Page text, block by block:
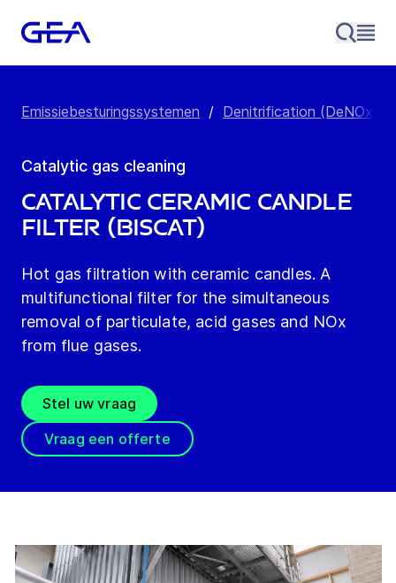
Emissiebesturingssystemen / Denitrification (DeNOx)
Catalytic gas cleaning
Catalytic ceramic candle
filter (BisCat)
Hot gas filtration with ceramic candles. A
multifunctional filter for the simultaneous
removal of particulate, acid gases and NOx
from flue gases.
Stel uw vraag
Vraag een offerte